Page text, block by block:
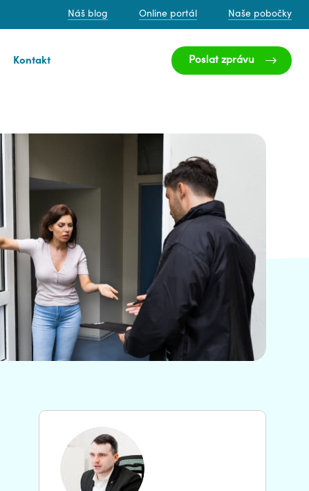
Náš blog Online portál Naše pobočky
Kontakt Poslat zprávu